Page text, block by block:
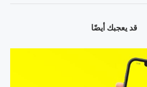
قد يعجبك أيضًا